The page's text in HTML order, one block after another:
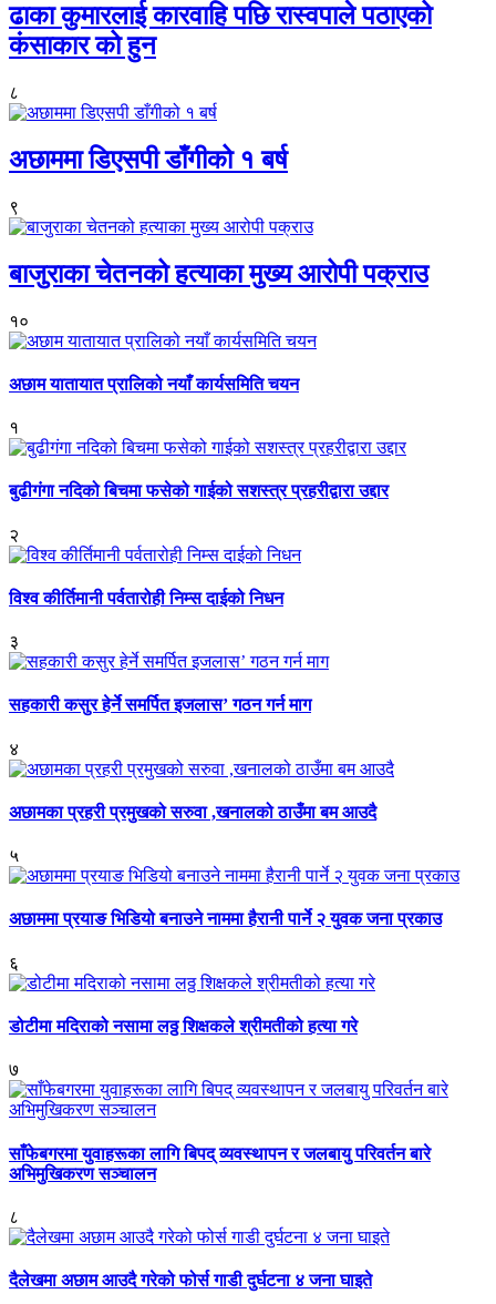
ढाका कुमारलाई कारवाहि पछि रास्वपाले पठाएको
कंसाकार को हुन
८
अछाममा डिएसपी डाँगीको १ बर्ष
९
बाजुराका चेतनको हत्याका मुख्य आरोपी पक्राउ
१०
अछाम यातायात प्रालिको नयाँ कार्यसमिति चयन
१
बुढीगंगा नदिको बिचमा फसेको गाईको सशस्त्र प्रहरीद्वारा उद्दार
२
विश्व कीर्तिमानी पर्वतारोही निम्स दाईको निधन
३
सहकारी कसुर हेर्ने समर्पित इजलास’ गठन गर्न माग
४
अछामका प्रहरी प्रमुखको सरुवा ,खनालको ठाउँमा बम आउदै
५
अछाममा प्रयाङ भिडियो बनाउने नाममा हैरानी पार्ने २ युवक जना प्रकाउ
६
डोटीमा मदिराको नसामा लठ्ठ शिक्षकले श्रीमतीको हत्या गरे
७
साँफेबगरमा युवाहरूका लागि बिपद् व्यवस्थापन र जलबायु परिवर्तन बारे
अभिमुखिकरण सञ्चालन
८
दैलेखमा अछाम आउदै गरेको फोर्स गाडी दुर्घटना ४ जना घाइते